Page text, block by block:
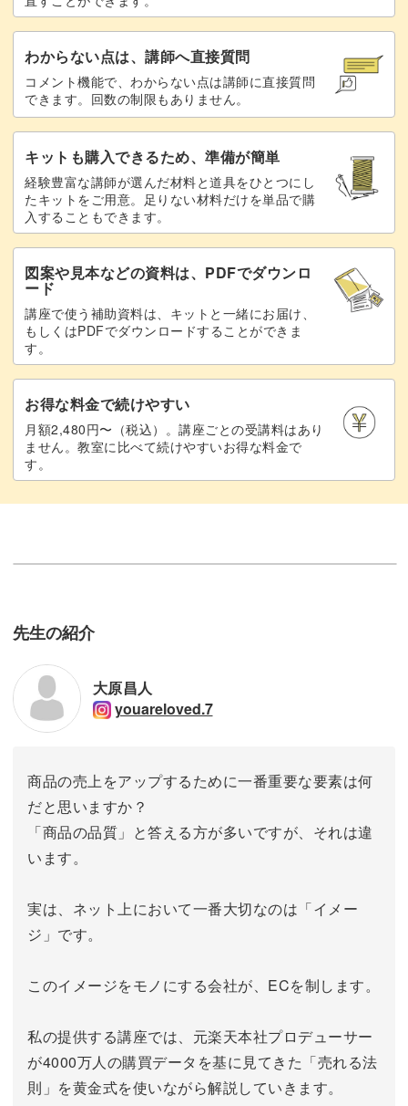
わからない点は、講師へ直接質問
コメント機能で、わからない点は講師に直接質問
できます。回数の制限もありません。
キットも購入できるため、準備が簡単
経験豊富な講師が選んだ材料と道具をひとつにし
たキットをご用意。足りない材料だけを単品で購
入することもできます。
図案や見本などの資料は、PDFでダウンロ
ード
講座で使う補助資料は、キットと一緒にお届け、
もしくはPDFでダウンロードすることができま
す。
お得な料金で続けやすい
月額2,480円〜（税込）。講座ごとの受講料はあり
ません。教室に比べて続けやすいお得な料金で
す。
先生の紹介
大原昌人
youareloved.7
商品の売上をアップするために一番重要な要素は何
だと思いますか？
「商品の品質」と答える方が多いですが、それは違
います。
実は、ネット上において一番大切なのは「イメー
ジ」です。
このイメージをモノにする会社が、ECを制します。
私の提供する講座では、元楽天本社プロデューサー
が4000万人の購買データを基に見てきた「売れる法
則」を黄金式を使いながら解説していきます。